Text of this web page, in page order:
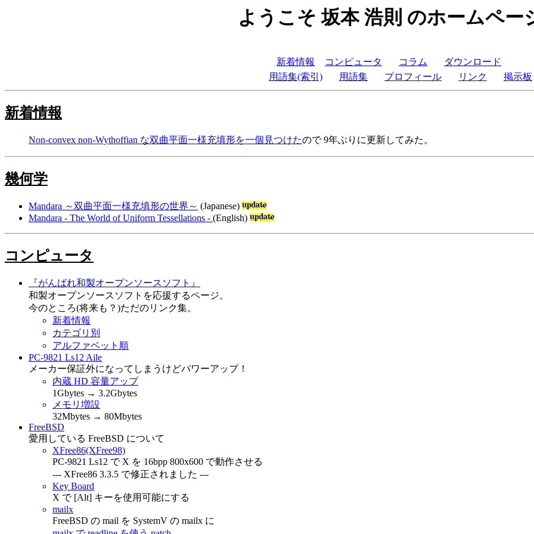
ようこそ 坂本 浩則 のホームペー
新着情報
コンピュータ コラム
ダウンロード
用語集(索引)
用語集 プロフィール リンク 掲示板
新着情報
Non-convex non-Wythoffian な双曲平面一様充填形を一個見つけたので 9年ぶりに更新してみた。
幾何学
Mandara ～双曲平面一様充填形の世界～ (Japanese)
Mandara - The World of Uniform Tessellations - (English)
コンピュータ
『がんばれ和製オープンソースソフト』
和製オープンソースソフトを応援するページ。
今のところ(将来も？)ただのリンク集。
新着情報
カテゴリ別
アルファベット順
PC-9821 Ls12 Aile
メーカー保証外になってしまうけどパワーアップ！
内蔵 HD 容量アップ
1Gbytes → 3.2Gbytes
メモリ増設
32Mbytes → 80Mbytes
FreeBSD
愛用している FreeBSD について
XFree86(XFree98)
PC-9821 Ls12 で X を 16bpp 800x600 で動作させる
--- XFree86 3.3.5 で修正されました ---
Key Board
X で [Alt] キーを使用可能にする
mailx
FreeBSD の mail を SystemV の mailx に